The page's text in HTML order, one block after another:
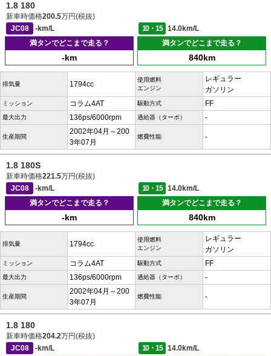
1.8 180
新車時価格200.5万円(税抜)
JC08
-km/L 10・15
14.0km/L
満タンでどこまで走る？
-km
満タンでどこまで走る？
840km
排気量 1794cc
使用燃料
エンジン
レギュラー
ガソリン
ミッション コラム4AT 駆動方式 FF
最大出力 136ps/6000rpm 過給器（ターボ） -
生産期間
2002年04月～200
3年07月
燃費性能 -
1.8 180S
新車時価格221.5万円(税抜)
JC08
-km/L 10・15
14.0km/L
満タンでどこまで走る？
-km
満タンでどこまで走る？
840km
排気量 1794cc
使用燃料
エンジン
レギュラー
ガソリン
ミッション コラム4AT 駆動方式 FF
最大出力 136ps/6000rpm 過給器（ターボ） -
生産期間
2002年04月～200
3年07月
燃費性能 -
1.8 180
新車時価格204.2万円(税抜)
JC08
-km/L 10・15
14.0km/L